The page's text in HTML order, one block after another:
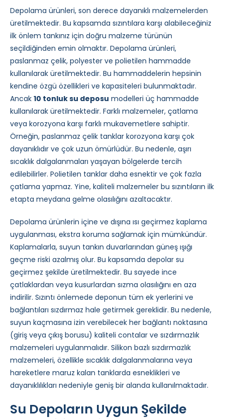
Depolama ürünleri, son derece dayanıklı malzemelerden
üretilmektedir. Bu kapsamda sızıntılara karşı alabileceğiniz
ilk önlem tankınız için doğru malzeme türünün
seçildiğinden emin olmaktır. Depolama ürünleri,
paslanmaz çelik, polyester ve polietilen hammadde
kullanılarak üretilmektedir. Bu hammaddelerin hepsinin
kendine özgü özellikleri ve kapasiteleri bulunmaktadır.
Ancak 10 tonluk su deposu modelleri üç hammadde
kullanılarak üretilmektedir. Farklı malzemeler, çatlama
veya korozyona karşı farklı mukavemetlere sahiptir.
Örneğin, paslanmaz çelik tanklar korozyona karşı çok
dayanıklıdır ve çok uzun ömürlüdür. Bu nedenle, aşırı
sıcaklık dalgalanmaları yaşayan bölgelerde tercih
edilebilirler. Polietilen tanklar daha esnektir ve çok fazla
çatlama yapmaz. Yine, kaliteli malzemeler bu sızıntıların ilk
etapta meydana gelme olasılığını azaltacaktır.
Depolama ürünlerin içine ve dışına ısı geçirmez kaplama
uygulanması, ekstra koruma sağlamak için mümkündür.
Kaplamalarla, suyun tankın duvarlarından güneş ışığı
geçme riski azalmış olur. Bu kapsamda depolar su
geçirmez şekilde üretilmektedir. Bu sayede ince
çatlaklardan veya kusurlardan sızma olasılığını en aza
indirilir. Sızıntı önlemede deponun tüm ek yerlerini ve
bağlantıları sızdırmaz hale getirmek gereklidir. Bu nedenle,
suyun kaçmasına izin verebilecek her bağlantı noktasına
(giriş veya çıkış borusu) kaliteli contalar ve sızdırmazlık
malzemeleri uygulanmalıdır. Silikon bazlı sızdırmazlık
malzemeleri, özellikle sıcaklık dalgalanmalarına veya
hareketlere maruz kalan tanklarda esneklikleri ve
dayanıklılıkları nedeniyle geniş bir alanda kullanılmaktadır.
Su Depoların Uygun Şekilde